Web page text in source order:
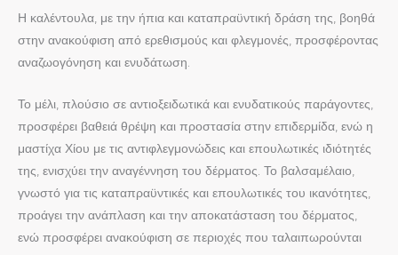
Η καλέντουλα, με την ήπια και καταπραϋντική δράση της, βοηθά
στην ανακούφιση από ερεθισμούς και φλεγμονές, προσφέροντας
αναζωογόνηση και ενυδάτωση.
Το μέλι, πλούσιο σε αντιοξειδωτικά και ενυδατικούς παράγοντες,
προσφέρει βαθειά θρέψη και προστασία στην επιδερμίδα, ενώ η
μαστίχα Χίου με τις αντιφλεγμονώδεις και επουλωτικές ιδιότητές
της, ενισχύει την αναγέννηση του δέρματος. Το βαλσαμέλαιο,
γνωστό για τις καταπραϋντικές και επουλωτικές του ικανότητες,
προάγει την ανάπλαση και την αποκατάσταση του δέρματος,
ενώ προσφέρει ανακούφιση σε περιοχές που ταλαιπωρούνται